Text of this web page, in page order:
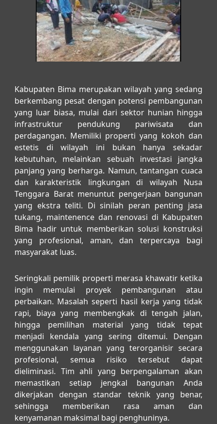
Kabupaten Bima merupakan wilayah yang sedang
berkembang pesat dengan potensi pembangunan
yang luar biasa, mulai dari sektor hunian hingga
infrastruktur pendukung pariwisata dan
perdagangan. Memiliki properti yang kokoh dan
estetis di wilayah ini bukan hanya sekadar
kebutuhan, melainkan sebuah investasi jangka
panjang yang berharga. Namun, tantangan cuaca
dan karakteristik lingkungan di wilayah Nusa
Tenggara Barat menuntut pengerjaan bangunan
yang ekstra teliti. Di sinilah peran penting jasa
tukang, maintenence dan renovasi di Kabupaten
Bima hadir untuk memberikan solusi konstruksi
yang profesional, aman, dan terpercaya bagi
masyarakat luas.
Seringkali pemilik properti merasa khawatir ketika
ingin memulai proyek pembangunan atau
perbaikan. Masalah seperti hasil kerja yang tidak
rapi, biaya yang membengkak di tengah jalan,
hingga pemilihan material yang tidak tepat
menjadi kendala yang sering ditemui. Dengan
menggunakan layanan yang terorganisir secara
profesional, semua risiko tersebut dapat
dieliminasi. Tim ahli yang berpengalaman akan
memastikan setiap jengkal bangunan Anda
dikerjakan dengan standar teknik yang benar,
sehingga memberikan rasa aman dan
kenyamanan maksimal bagi penghuninya.